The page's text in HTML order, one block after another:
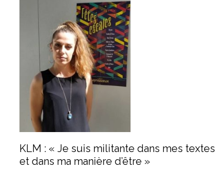
KLM : « Je suis militante dans mes textes
et dans ma manière d’être »